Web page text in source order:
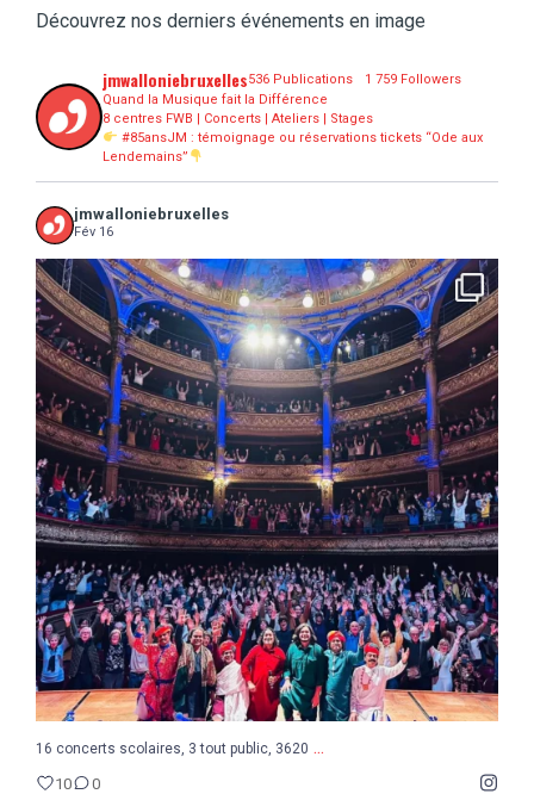
Découvrez nos derniers événements en image
jmwalloniebruxelles536 Publications
1 759 Followers
Quand la Musique fait la Différence
8 centres FWB | Concerts | Ateliers | Stages
#85ansJM : témoignage ou réservations tickets “Ode aux
Lendemains”
jmwalloniebruxelles
Fév 16
16 concerts scolaires, 3 tout public, 3620 ...
10 0
16 concerts scolaires, 3 tout public, 3620 ...
10 0